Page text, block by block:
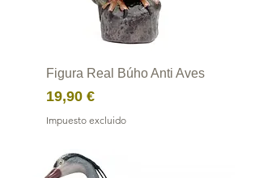
Figura Real Búho Anti Aves
Precio
19,90 €
Impuesto excluido